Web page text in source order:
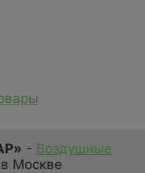
- Воздушные
в Москве